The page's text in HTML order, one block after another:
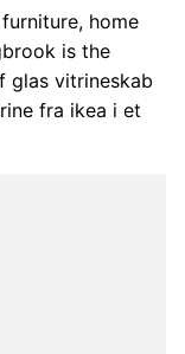
home
is the
glas vitrineskab
fra ikea i et